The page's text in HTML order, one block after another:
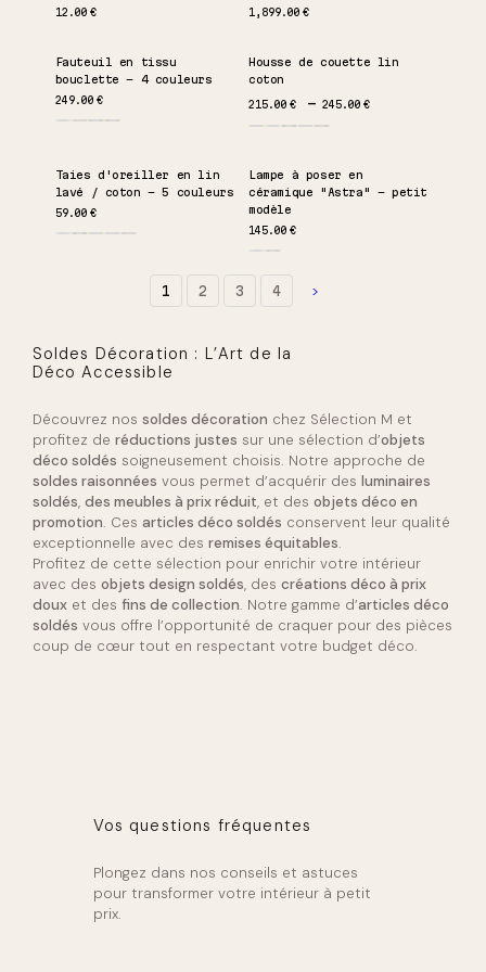
12.00 € 1,899.00 €
Fauteuil en tissu
bouclette – 4 couleurs
249.00 €
Housse de couette lin
coton
215.00 € 245.00 €Plage de prix :
Taies d'oreiller en lin
lavé / coton – 5 couleurs
59.00 €
Lampe à poser en
céramique "Astra" – petit
modèle
145.00 €
1 2 3 4
Soldes Décoration : L’Art de la
Déco Accessible
Découvrez nos soldes décoration chez Sélection M et
profitez de réductions justes sur une sélection d’objets
déco soldés soigneusement choisis. Notre approche de
soldes raisonnées vous permet d’acquérir des luminaires
soldés, des meubles à prix réduit, et des objets déco en
promotion. Ces articles déco soldés conservent leur qualité
exceptionnelle avec des remises équitables.
Profitez de cette sélection pour enrichir votre intérieur
avec des objets design soldés, des créations déco à prix
douxet des fins de collection. Notre gamme d’articles déco
soldés vous offre l’opportunité de craquer pour des pièces
coup de cœur tout en respectant votre budget déco.
Vos questions fréquentes
Plongez dans nos conseils et astuces
pour transformer votre intérieur à petit
prix.